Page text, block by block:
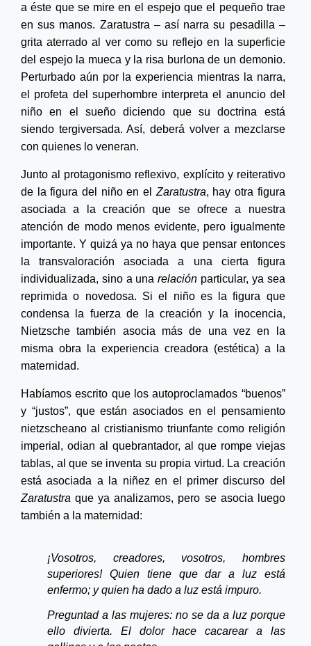
a éste que se mire en el espejo que el pequeño trae
en sus manos. Zaratustra – así narra su pesadilla –
grita aterrado al ver como su reflejo en la superficie
del espejo la mueca y la risa burlona de un demonio.
Perturbado aún por la experiencia mientras la narra,
el profeta del superhombre interpreta el anuncio del
niño en el sueño diciendo que su doctrina está
siendo tergiversada. Así, deberá volver a mezclarse
con quienes lo veneran.
Junto al protagonismo reflexivo, explícito y reiterativo
de la figura del niño en el Zaratustra, hay otra figura
asociada a la creación que se ofrece a nuestra
atención de modo menos evidente, pero igualmente
importante. Y quizá ya no haya que pensar entonces
la transvaloración asociada a una cierta figura
individualizada, sino a unarelación particular, ya sea
reprimida o novedosa. Si el niño es la figura que
condensa la fuerza de la creación y la inocencia,
Nietzsche también asocia más de una vez en la
misma obra la experiencia creadora (estética) a la
maternidad.
Habíamos escrito que los autoproclamados “buenos”
y “justos”, que están asociados en el pensamiento
nietzscheano al cristianismo triunfante como religión
imperial, odian al quebrantador, al que rompe viejas
tablas, al que se inventa su propia virtud. La creación
está asociada a la niñez en el primer discurso del
Zaratustra que ya analizamos, pero se asocia luego
también a la maternidad:
¡Vosotros, creadores, vosotros, hombres
superiores! Quien tiene que dar a luz está
enfermo; y quien ha dado a luz está impuro.
Preguntad a las mujeres: no se da a luz porque
ello divierta. El dolor hace cacarear a las